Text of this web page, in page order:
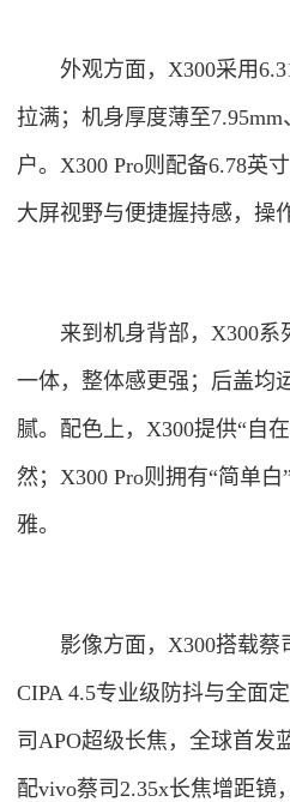
外观方面，X300采用6.31
拉满；机身厚度薄至
户。X300 Pro则配备6.78英
大屏视野与便捷握持感，操
来到机身背部，X300系
一体，整体感更强；后盖均
腻。配色上，X300提供“自
然；X300 Pro则拥有“简单
雅。
影像方面，X300搭载蔡司
CIPA 4.5专业级防抖与全面
司APO超级长焦，全球首发
配vivo蔡司2.35x长焦增距